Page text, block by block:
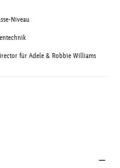
Niveau
für Adele & Robbie Williams